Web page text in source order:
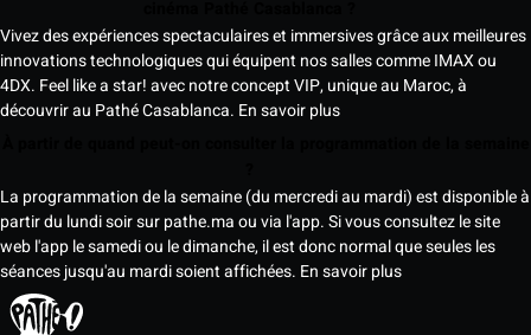
Vivez des expériences spectaculaires et immersives grâce aux meilleures
innovations technologiques qui équipent nos salles comme IMAX ou
4DX. Feel like a star! avec notre concept VIP, unique au Maroc, à
découvrir au Pathé Casablanca. En savoir plus
La programmation de la semaine (du mercredi au mardi) est disponible à
partir du lundi soir sur pathe.ma ou via l'app. Si vous consultez le site
web l'app le samedi ou le dimanche, il est donc normal que seules les
séances jusqu'au mardi soient affichées. En savoir plus